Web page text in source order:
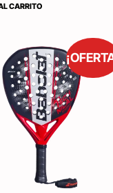
CARRITO